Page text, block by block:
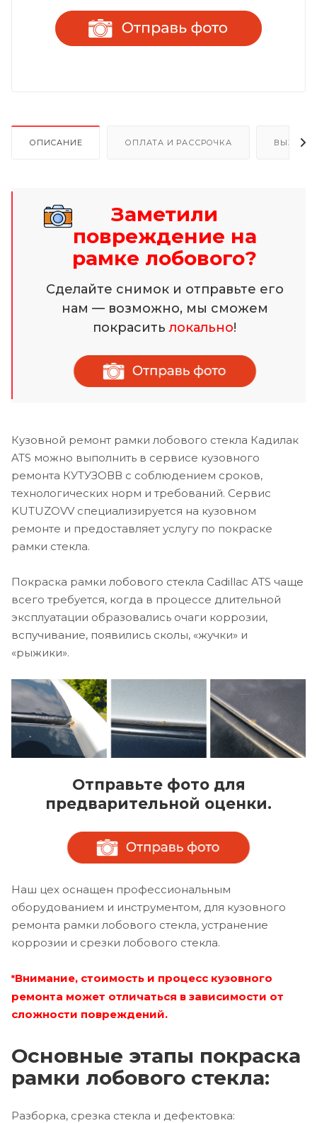
ОПИСАНИЕ ОПЛАТА И РАССРОЧКА ВЫЗОВ
Заметили
повреждение на
рамке лобового?
Сделайте снимок и отправьте его
нам — возможно, мы сможем
покраситьлокально!
Кузовной ремонт рамки лобового стекла Кадилак
ATS можно выполнить в сервисе кузовного
ремонта КУТУЗОВВ с соблюдением сроков,
технологических норм и требований. Сервис
KUTUZOVV специализируется на кузовном
ремонте и предоставляет услугу по покраске
рамки стекла.
Покраска рамки лобового стекла Cadillac ATS чаще
всего требуется, когда в процессе длительной
эксплуатации образовались очаги коррозии,
вспучивание, появились сколы, «жучки» и
«рыжики».
Отправьте фото для
предварительной оценки.
Наш цех оснащен профессиональным
оборудованием и инструментом, для кузовного
ремонта рамки лобового стекла, устранение
коррозии и срезки лобового стекла.
*Внимание, стоимость и процесс кузовного
ремонта может отличаться в зависимости от
сложности повреждений.
Основные этапы покраска
рамки лобового стекла:
Разборка, срезка стекла и дефектовка: